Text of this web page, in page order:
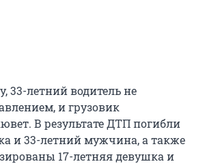
33-летний водитель не
и грузовик
В результате ДТП погибли
и 33-летний мужчина, а также
17-летняя девушка и